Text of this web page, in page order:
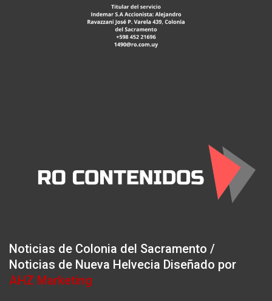
Noticias de Colonia del Sacramento /
Noticias de Nueva Helvecia Diseñado por
AHZ Marketing